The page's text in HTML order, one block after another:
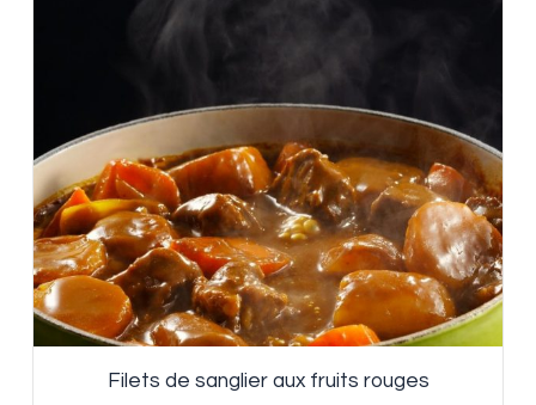
Filets de sanglier aux fruits rouges